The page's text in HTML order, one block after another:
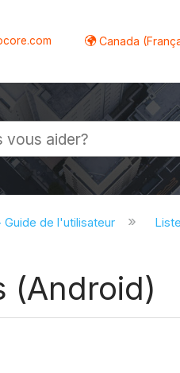
Canada
de l'utilisateur
(Android)